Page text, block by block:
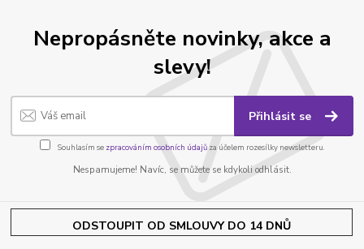
Nepropásněte novinky, akce a
slevy!
Přihlásit se
Souhlasím se zpracováním osobních údajůza účelem rozesílky newsletteru.
Nespamujeme! Navíc, se můžete se kdykoli odhlásit.
ODSTOUPIT OD SMLOUVY DO 14 DNŮ